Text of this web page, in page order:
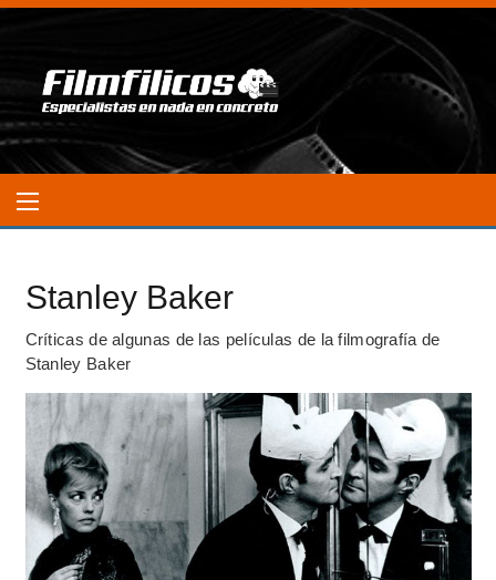
Stanley Baker
Críticas de algunas de las películas de la filmografía de
Stanley Baker